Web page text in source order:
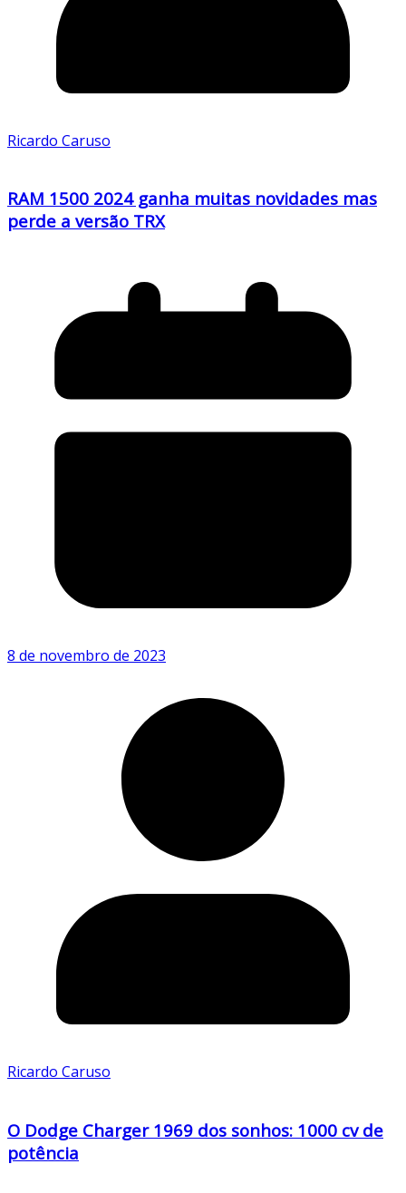
Ricardo Caruso
RAM 1500 2024 ganha muitas novidades mas
perde a versão TRX
8 de novembro de 2023
Ricardo Caruso
O Dodge Charger 1969 dos sonhos: 1000 cv de
potência